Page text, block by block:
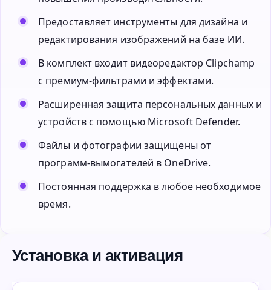
Предоставляет инструменты для дизайна и
редактирования изображений на базе ИИ.
В комплект входит видеоредактор Clipchamp
с премиум-фильтрами и эффектами.
Расширенная защита персональных данных и
устройств с помощью Microsoft Defender.
Файлы и фотографии защищены от
программ-вымогателей в OneDrive.
Постоянная поддержка в любое необходимое
время.
Установка и активация